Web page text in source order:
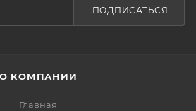
ПОДПИСАТЬСЯ
О КОМПАНИИ
Главная